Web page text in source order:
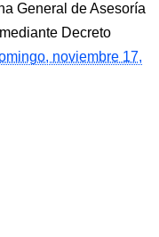
General de Asesoría
Decreto
noviembre 17,